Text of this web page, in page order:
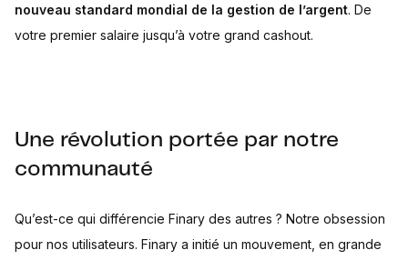
nouveau standard mondial de la gestion de l’argent. De
votre premier salaire jusqu’à votre grand cashout.
Une révolution portée par notre
communauté
Qu’est-ce qui différencie Finary des autres ? Notre obsession
pour nos utilisateurs. Finary a initié un mouvement, en grande